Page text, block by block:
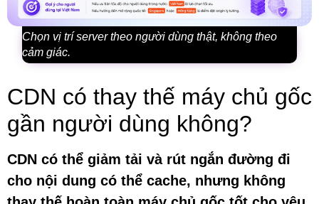
Chọn vị trí server theo người dùng thật, không theo
cảm giác.
CDN có thay thế máy chủ gốc
gần người dùng không?
CDN có thể giảm tải và rút ngắn đường đi
cho nội dung có thể cache, nhưng không